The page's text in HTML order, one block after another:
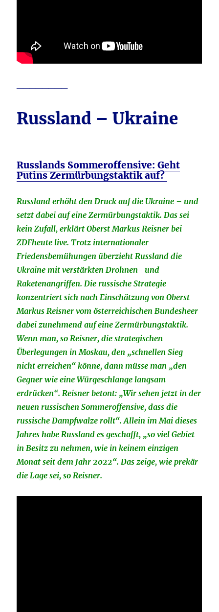
Russland – Ukraine
Russlands Sommeroffensive: Geht
Putins Zermürbungstaktik auf?
Russland erhöht den Druck auf die Ukraine – und
setzt dabei auf eine Zermürbungstaktik. Das sei
kein Zufall, erklärt Oberst Markus Reisner bei
ZDFheute live. Trotz internationaler
Friedensbemühungen überzieht Russland die
Ukraine mit verstärkten Drohnen- und
Raketenangriffen. Die russische Strategie
konzentriert sich nach Einschätzung von Oberst
Markus Reisner vom österreichischen Bundesheer
dabei zunehmend auf eine Zermürbungstaktik.
Wenn man, so Reisner, die strategischen
Überlegungen in Moskau, den „schnellen Sieg
nicht erreichen“ könne, dann müsse man „den
Gegner wie eine Würgeschlange langsam
erdrücken“. Reisner betont: „Wir sehen jetzt in der
neuen russischen Sommeroffensive, dass die
russische Dampfwalze rollt“. Allein im Mai dieses
Jahres habe Russland es geschafft, „so viel Gebiet
in Besitz zu nehmen, wie in keinem einzigen
Monat seit dem Jahr 2022“. Das zeige, wie prekär
die Lage sei, so Reisner.